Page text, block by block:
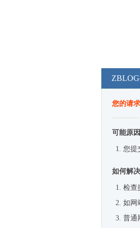
您的请
可能原
您提
如何解
检查
如网
普通